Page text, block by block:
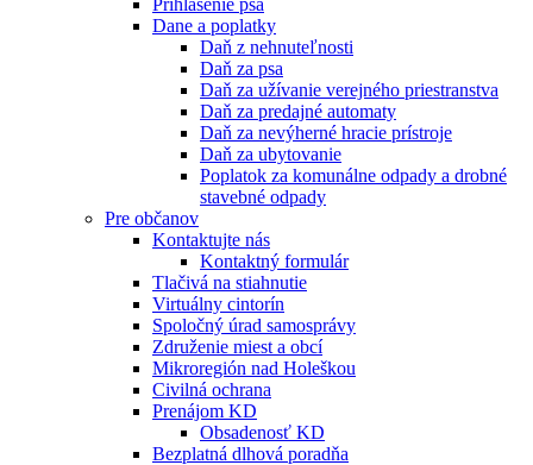
Prihlásenie psa
Dane a poplatky
Daň z nehnuteľnosti
Daň za psa
Daň za užívanie verejného priestranstva
Daň za predajné automaty
Daň za nevýherné hracie prístroje
Daň za ubytovanie
Poplatok za komunálne odpady a drobné
stavebné odpady
Pre občanov
Kontaktujte nás
Kontaktný formulár
Tlačivá na stiahnutie
Virtuálny cintorín
Spoločný úrad samosprávy
Združenie miest a obcí
Mikroregión nad Holeškou
Civilná ochrana
Prenájom KD
Obsadenosť KD
Bezplatná dlhová poradňa